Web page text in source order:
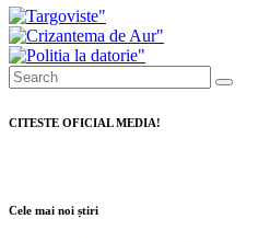
CITESTE OFICIAL MEDIA!
Cele mai noi știri